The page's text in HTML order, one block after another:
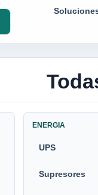
ENERGIA
UPS
Supresores